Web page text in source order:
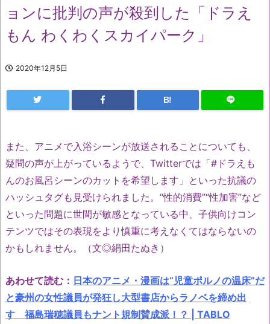
ョンに批判の声が殺到した「ドラえ
もん わくわくスカイパーク」
2020年12月5日
B!
また、アニメで入浴シーンが放送されることについても、
疑問の声が上がっているようで、Twitterでは「#ドラえも
んのお風呂シーンのカットを希望します」といった抗議の
ハッシュタグも見受けられました。“性的消費”“性加害”など
といった問題に世間が敏感となっている中、子供向けコン
テンツではその表現をより慎重に考えなくてはならないの
かもしれません。（文◎絹田たぬき）
あわせて読む： 日本のアニメ・漫画は“児童ポルノの温床”だ
と豪州の女性議員が発狂し大型書店からラノベを締め出
す 福島瑞穂議員もナント規制賛成派！？ | TABLO